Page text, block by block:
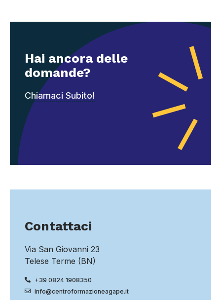
Hai ancora delle
domande?
Chiamaci Subito!
Contattaci
Via San Giovanni 23
Telese Terme (BN)
+39 0824 1908350
info@centroformazioneagape.it